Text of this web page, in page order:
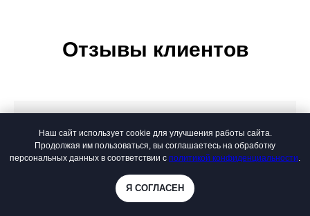
Отзывы клиентов
21 декабря
Решили сделать косметический ремонт в комнате и поняли, что
старый советский ковер на полу — главная проблема. Самой
вытащить его на улицу просто нереально: тяжелый, пыльный,
да еще и на 4-м этаже без лифта. Позвонилагрузчикам: они не
просто забрали ковер, но и помогли вынести его, хотя я
Наш сайт использует cookie для улучшения работы сайта.
Продолжая им пользоваться, вы соглашаетесь на обработку
персональных данных в соответствии с политикой конфиденциальности.
Я СОГЛАСЕН